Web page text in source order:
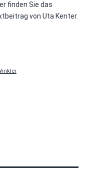
finden Sie das
von Uta Kenter.